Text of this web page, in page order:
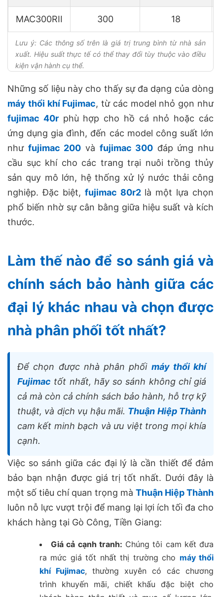
MAC300RII 300 18
Lưu ý: Các thông số trên là giá trị trung bình từ nhà sản
xuất. Hiệu suất thực tế có thể thay đổi tùy thuộc vào điều
kiện vận hành cụ thể.
Những số liệu này cho thấy sự đa dạng của dòng
máy thổi khí Fujimac, từ các model nhỏ gọn như
fujimac 40rphù hợp cho hồ cá nhỏ hoặc các
ứng dụng gia đình, đến các model công suất lớn
như fujimac 200 và fujimac 300 đáp ứng nhu
cầu sục khí cho các trang trại nuôi trồng thủy
sản quy mô lớn, hệ thống xử lý nước thải công
nghiệp. Đặc biệt, fujimac 80r2là một lựa chọn
phổ biến nhờ sự cân bằng giữa hiệu suất và kích
thước.
Làm thế nào để so sánh giá và
chính sách bảo hành giữa các
đại lý khác nhau và chọn được
nhà phân phối tốt nhất?
Để chọn được nhà phân phối máy thổi khí
Fujimac tốt nhất, hãy so sánh không chỉ giá
cả mà còn cả chính sách bảo hành, hỗ trợ kỹ
thuật, và dịch vụ hậu mãi. Thuận Hiệp Thành
cam kết minh bạch và ưu việt trong mọi khía
cạnh.
Việc so sánh giữa các đại lý là cần thiết để đảm
bảo bạn nhận được giá trị tốt nhất. Dưới đây là
một số tiêu chí quan trọng mà Thuận Hiệp Thành
luôn nỗ lực vượt trội để mang lại lợi ích tối đa cho
khách hàng tại Gò Công, Tiền Giang:
Giá cả cạnh tranh: Chúng tôi cam kết đưa
ra mức giá tốt nhất thị trường cho máy thổi
khí Fujimac, thường xuyên có các chương
trình khuyến mãi, chiết khấu đặc biệt cho